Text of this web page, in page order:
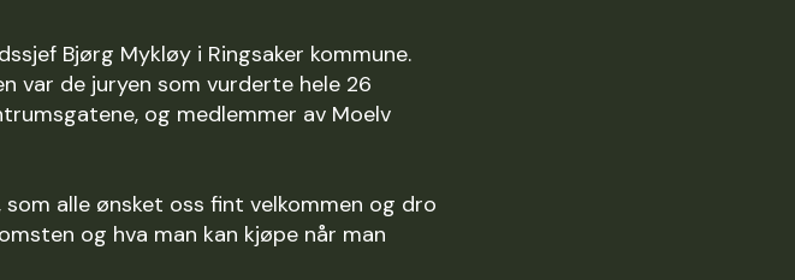
Bjørg Mykløy i Ringsaker kommune.
var de juryen som vurderte hele 26
og medlemmer av Moelv
alle ønsket oss fint velkommen og dro
og hva man kan kjøpe når man